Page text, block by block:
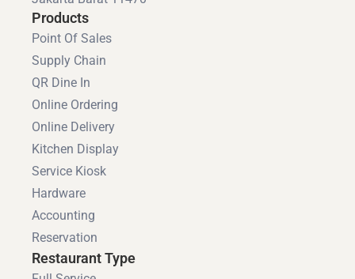
Products
Point Of Sales
Supply Chain
QR Dine In
Online Ordering
Online Delivery
Kitchen Display
Service Kiosk
Hardware
Accounting
Reservation
Restaurant Type